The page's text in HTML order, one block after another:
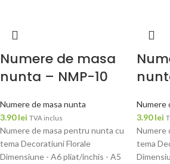
Numere de masa
nunta – NMP-10
Numere de masa nunta
3.90lei TVA inclus
Numere de masa pentru nunta cu
tema Decoratiuni Florale
Dimensiune - A6 pliat/inchis - A5
Numere
3.90lei
Numere
tema